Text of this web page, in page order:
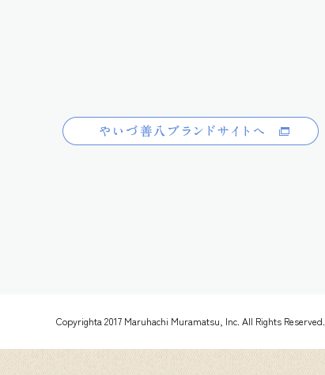
Copyrighta 2017 Maruhachi Muramatsu, Inc. All Rights Reserved.